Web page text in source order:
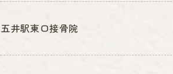
五井駅東口接骨院